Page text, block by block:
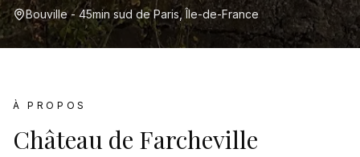
Bouville - 45min sud de Paris, Île-de-France
À PROPOS
Château de Farcheville